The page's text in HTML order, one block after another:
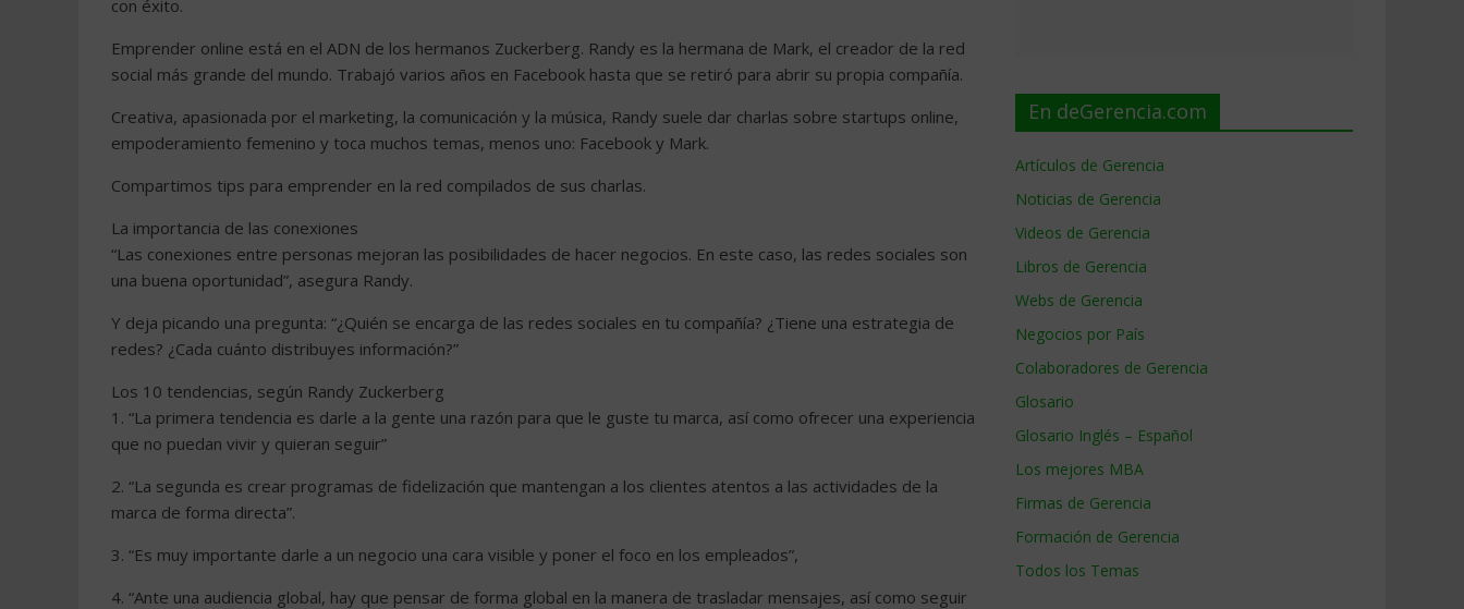
con éxito.
Emprender online está en el ADN de los hermanos Zuckerberg. Randy es la hermana de Mark, el creador de la red
social más grande del mundo. Trabajó varios años en Facebook hasta que se retiró para abrir su propia compañía.
Creativa, apasionada por el marketing, la comunicación y la música, Randy suele dar charlas sobre startups online,
empoderamiento femenino y toca muchos temas, menos uno: Facebook y Mark.
Compartimos tips para emprender en la red compilados de sus charlas.
La importancia de las conexiones
“Las conexiones entre personas mejoran las posibilidades de hacer negocios. En este caso, las redes sociales son
una buena oportunidad”, asegura Randy.
Y deja picando una pregunta: “¿Quién se encarga de las redes sociales en tu compañía? ¿Tiene una estrategia de
redes? ¿Cada cuánto distribuyes información?”
Los 10 tendencias, según Randy Zuckerberg
1. “La primera tendencia es darle a la gente una razón para que le guste tu marca, así como ofrecer una experiencia
que no puedan vivir y quieran seguir”
2. “La segunda es crear programas de fidelización que mantengan a los clientes atentos a las actividades de la
marca de forma directa”.
3. “Es muy importante darle a un negocio una cara visible y poner el foco en los empleados”,
4. “Ante una audiencia global, hay que pensar de forma global en la manera de trasladar mensajes, así como seguir
En deGerencia.com
Artículos de Gerencia
Noticias de Gerencia
Videos de Gerencia
Libros de Gerencia
Webs de Gerencia
Negocios por País
Colaboradores de Gerencia
Glosario
Glosario Inglés – Español
Los mejores MBA
Firmas de Gerencia
Formación de Gerencia
Todos los Temas